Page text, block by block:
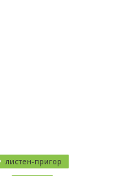
листен-пригор